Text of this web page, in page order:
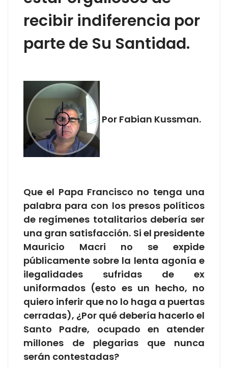
recibir indiferencia por
parte de Su Santidad.
Por Fabian Kussman.
Que el Papa Francisco no tenga una
palabra para con los presos políticos
de regímenes totalitarios debería ser
una gran satisfacción. Si el presidente
Mauricio Macri no se expide
públicamente sobre la lenta agonía e
ilegalidades sufridas de ex
uniformados (esto es un hecho, no
quiero inferir que no lo haga a puertas
cerradas), ¿Por qué debería hacerlo el
Santo Padre, ocupado en atender
millones de plegarias que nunca
serán contestadas?